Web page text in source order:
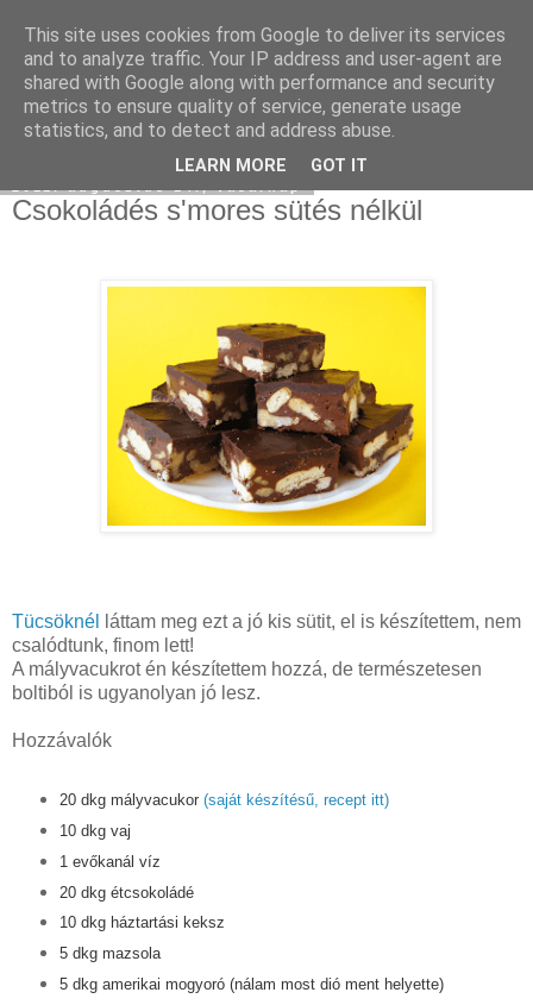
Moha Konyha
Csokoládés s'mores sütés nélkül
Tücsöknél
láttam meg ezt a jó kis sütit, el is készítettem, nem
csalódtunk, finom lett!
A mályvacukrot én készítettem hozzá, de természetesen
boltiból is ugyanolyan jó lesz.
Hozzávalók
20 dkg mályvacukor(saját készítésű, recept itt)
10 dkg vaj
1 evőkanál víz
20 dkg étcsokoládé
10 dkg háztartási keksz
5 dkg mazsola
5 dkg amerikai mogyoró (nálam most dió ment helyette)
This site uses cookies from Google to deliver its services
and to analyze traffic. Your IP address and user-agent are
shared with Google along with performance and security
metrics to ensure quality of service, generate usage
statistics, and to detect and address abuse.
LEARN MORE GOT IT